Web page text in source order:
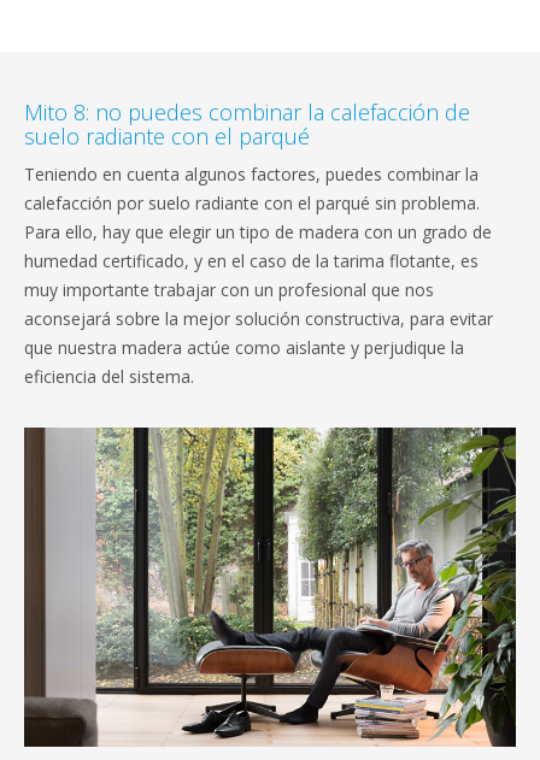
Mito 8: no puedes combinar la calefacción de
suelo radiante con el parqué
Teniendo en cuenta algunos factores, puedes combinar la
calefacción por suelo radiante con el parqué sin problema.
Para ello, hay que elegir un tipo de madera con un grado de
humedad certificado, y en el caso de la tarima flotante, es
muy importante trabajar con un profesional que nos
aconsejará sobre la mejor solución constructiva, para evitar
que nuestra madera actúe como aislante y perjudique la
eficiencia del sistema.